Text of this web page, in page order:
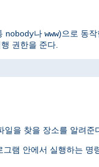
nobody나 www)으로 동
권한을 준다.
일을 찾을 장소를 알려준
그램 안에서 실행하는 명